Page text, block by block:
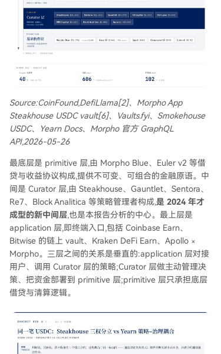
Source:CoinFound,DefiLlama[2]、Morpho App
Steakhouse USDC vault[6]、Vaults.fyi、Smokehouse
USDC、Yearn Docs、Morpho 官方 GraphQL
API,2026-05-26
最底层是 primitive 层,由 Morpho Blue、Euler v2 等借
贷与收益协议构成,提供不可变、可组合的金融原语。中
间是 Curator 层,由 Steakhouse、Gauntlet、Sentora、
Re7、Block Analitica 等策略管理者构成,是 2024 年才
成型的新中间层,也是本报告分析的中心。最上层是
application 层,即终端入口,包括 Coinbase Earn、
Bitwise 的链上 vault、Kraken DeFi Earn、Apollo ×
Morpho。三层之间的关系是垂直的:application 层对接
用户、调用 Curator 层的策略;Curator 层做主动管理决
策、把资金部署到 primitive 层;primitive 层只承担底层
借贷与清算逻辑。